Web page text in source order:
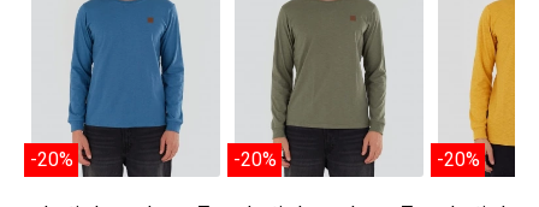
-20% -20% -20%